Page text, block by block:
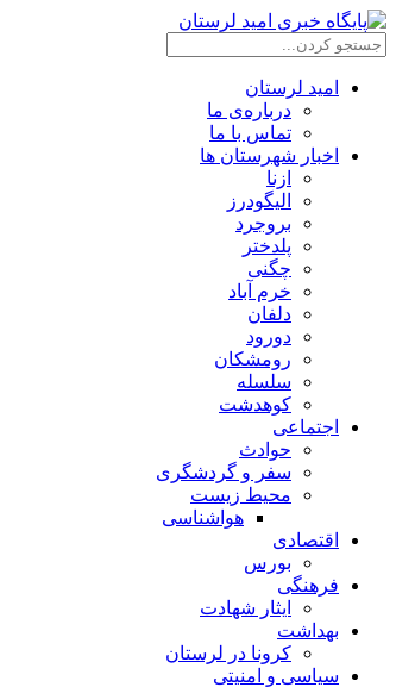
امید لرستان
درباره‌ی ما
تماس با ما
اخبار شهرستان ها
ازنا
الیگودرز
بروجرد
پلدختر
چگنی
خرم آباد
دلفان
دورود
رومشکان
سلسله
کوهدشت
اجتماعی
حوادث
سفر و گردشگری
محیط زیست
هواشناسی
اقتصادی
بورس
فرهنگی
ایثار شهادت
بهداشت
کرونا در لرستان
سیاسی و امنیتی